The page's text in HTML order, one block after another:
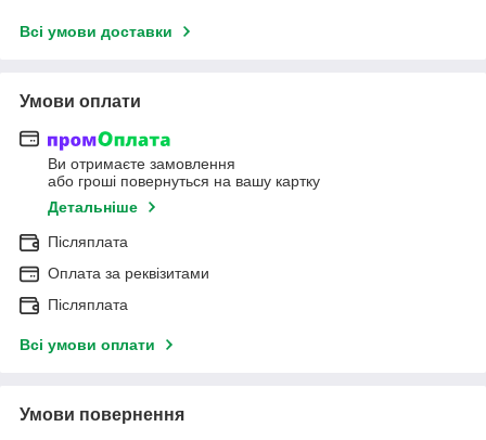
Всі умови доставки
Умови оплати
Ви отримаєте замовлення
або гроші повернуться на вашу картку
Детальніше
Післяплата
Оплата за реквізитами
Післяплата
Всі умови оплати
Умови повернення